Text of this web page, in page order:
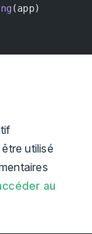
(app)
utilisé
au